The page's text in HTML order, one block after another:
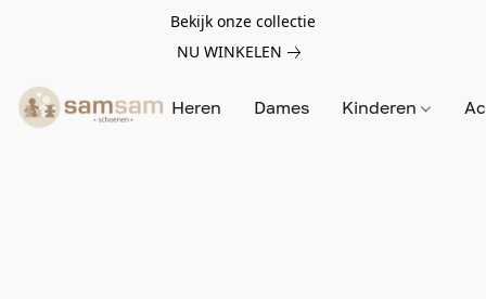
Bekijk onze collectie
NU WINKELEN
Heren Dames Kinderen